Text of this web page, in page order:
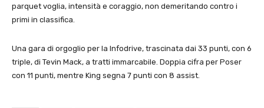
parquet voglia, intensità e coraggio, non demeritando contro i
primi in classifica.
Una gara di orgoglio per la Infodrive, trascinata dai 33 punti, con 6
triple, di Tevin Mack, a tratti immarcabile. Doppia cifra per Poser
con 11 punti, mentre King segna 7 punti con 8 assist.